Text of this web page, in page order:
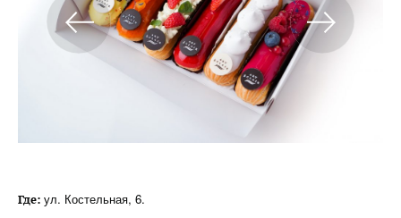
Где: ул. Костельная, 6.